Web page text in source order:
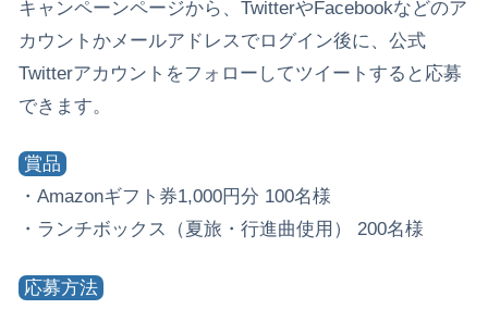
キャンペーンページから、TwitterやFacebookなどのア
カウントかメールアドレスでログイン後に、公式
Twitterアカウントをフォローしてツイートすると応募
できます。
賞品
・Amazonギフト券1,000円分 100名様
・ランチボックス（夏旅・行進曲使用） 200名様
応募方法